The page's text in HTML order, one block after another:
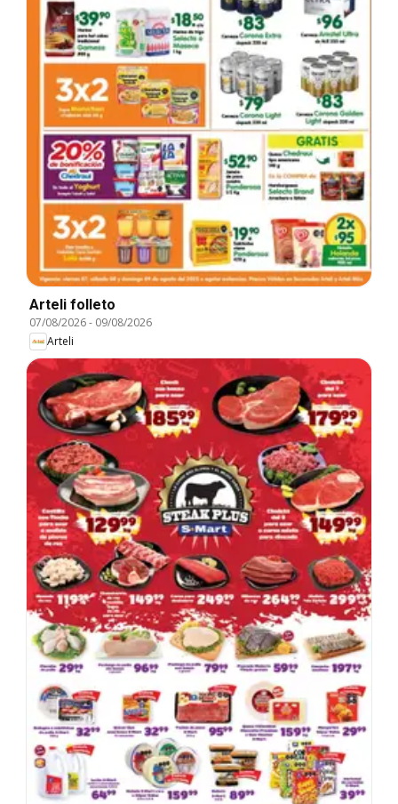
Arteli folleto
07/08/2026- 09/08/2026
Arteli